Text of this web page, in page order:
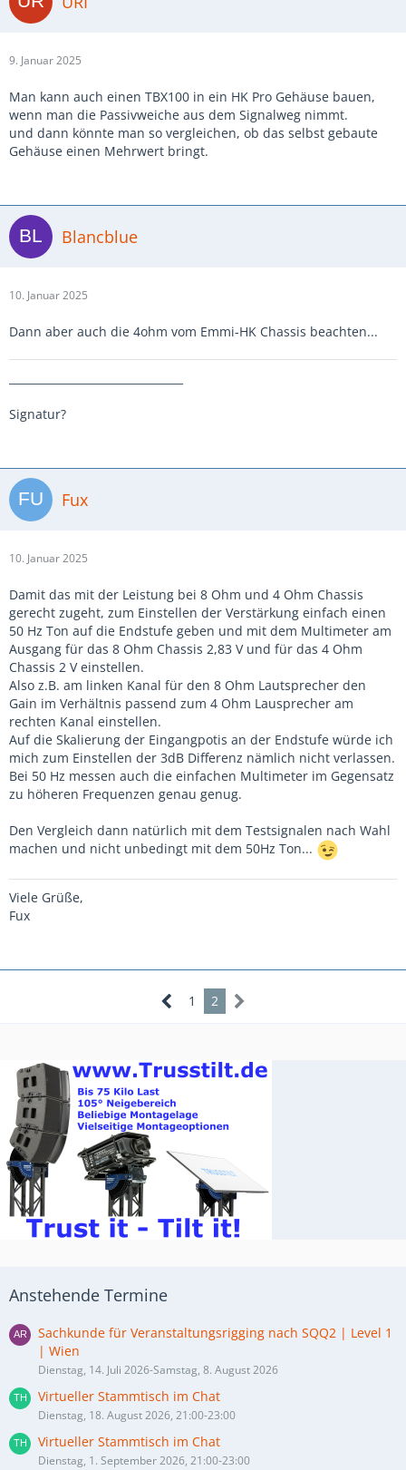
9. Januar 2025
Man kann auch einen TBX100 in ein HK Pro Gehäuse bauen,
wenn man die Passivweiche aus dem Signalweg nimmt.
und dann könnte man so vergleichen, ob das selbst gebaute
Gehäuse einen Mehrwert bringt.
Blancblue
10. Januar 2025
Dann aber auch die 4ohm vom Emmi-HK Chassis beachten...
Signatur?
Fux
10. Januar 2025
Damit das mit der Leistung bei 8 Ohm und 4 Ohm Chassis
gerecht zugeht, zum Einstellen der Verstärkung einfach einen
50 Hz Ton auf die Endstufe geben und mit dem Multimeter am
Ausgang für das 8 Ohm Chassis 2,83 V und für das 4 Ohm
Chassis 2 V einstellen.
Also z.B. am linken Kanal für den 8 Ohm Lautsprecher den
Gain im Verhältnis passend zum 4 Ohm Lausprecher am
rechten Kanal einstellen.
Auf die Skalierung der Eingangpotis an der Endstufe würde ich
mich zum Einstellen der 3dB Differenz nämlich nicht verlassen.
Bei 50 Hz messen auch die einfachen Multimeter im Gegensatz
zu höheren Frequenzen genau genug.
Den Vergleich dann natürlich mit dem Testsignalen nach Wahl
machen und nicht unbedingt mit dem 50Hz Ton...
Viele Grüße,
Fux
1 2
Anstehende Termine
Sachkunde für Veranstaltungsrigging nach SQQ2 | Level 1
| Wien
Dienstag, 14. Juli 2026-Samstag, 8. August 2026
Virtueller Stammtisch im Chat
Dienstag, 18. August 2026, 21:00-23:00
Virtueller Stammtisch im Chat
Dienstag, 1. September 2026, 21:00-23:00